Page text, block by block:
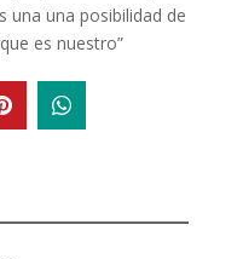
una una posibilidad de
es nuestro”